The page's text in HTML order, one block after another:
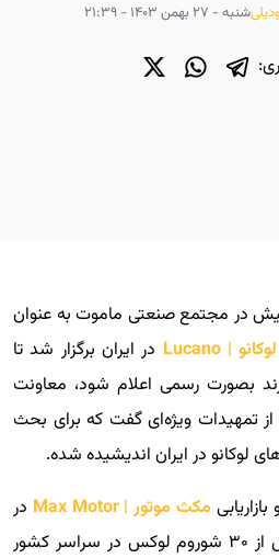
شنبه - ۲۷ بهمن ۱۴۰۳ - ۲۱:۳۹
در مجتمع صنعتی ماموت به عنوان
لوکانو | Lucano
در ایران برگزار شد تا
بصورت رسمی اعلام شود، معاونت
از تمهیدات ویژه‌ای گفت که برای بحث
در ایران اندیشیده شده.
مکث موتور | Max Motor
در
این مراسم از آغاز به کار بیش از ۳۰ شوروم لوکس در سراسر کشور